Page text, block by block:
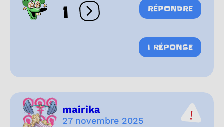
1 Ouvrir les réactions
RÉPONDRE
1 RÉPONSE
mairika
27 novembre 2025